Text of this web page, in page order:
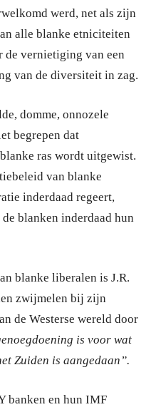
werd, net als zijn
alle blanke etniciteiten
vernietiging van een
van de diversiteit in zag.
domme, onnozele
begrepen dat
ras wordt uitgewist.
van blanke
inderdaad regeert,
blanken inderdaad hun
blanke liberalen is J.R.
zwijmelen bij zijn
de Westerse wereld door
is voor wat
Zuiden is aangedaan”.
banken en hun IMF